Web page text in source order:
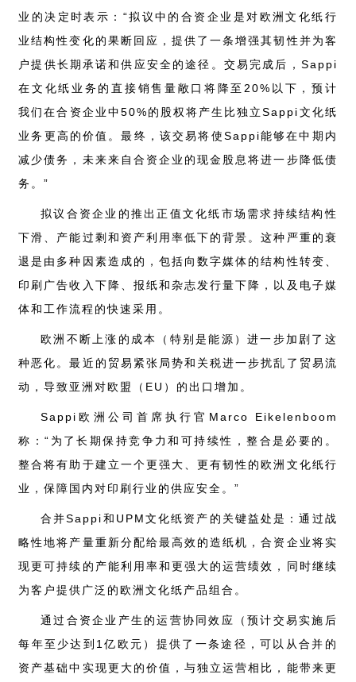
业的决定时表示：“拟议中的合资企业是对欧洲文化纸行
业结构性变化的果断回应，提供了一条增强其韧性并为客
户提供长期承诺和供应安全的途径。交易完成后，Sappi
在文化纸业务的直接销售量敞口将降至20%以下，预计
我们在合资企业中50%的股权将产生比独立Sappi文化纸
业务更高的价值。最终，该交易将使Sappi能够在中期内
减少债务，未来来自合资企业的现金股息将进一步降低债
务。”
拟议合资企业的推出正值文化纸市场需求持续结构性
下滑、产能过剩和资产利用率低下的背景。这种严重的衰
退是由多种因素造成的，包括向数字媒体的结构性转变、
印刷广告收入下降、报纸和杂志发行量下降，以及电子媒
体和工作流程的快速采用。
欧洲不断上涨的成本（特别是能源）进一步加剧了这
种恶化。最近的贸易紧张局势和关税进一步扰乱了贸易流
动，导致亚洲对欧盟（EU）的出口增加。
Sappi欧洲公司首席执行官Marco Eikelenboom
称：“为了长期保持竞争力和可持续性，整合是必要的。
整合将有助于建立一个更强大、更有韧性的欧洲文化纸行
业，保障国内对印刷行业的供应安全。”
合并Sappi和UPM文化纸资产的关键益处是：通过战
略性地将产量重新分配给最高效的造纸机，合资企业将实
现更可持续的产能利用率和更强大的运营绩效，同时继续
为客户提供广泛的欧洲文化纸产品组合。
通过合资企业产生的运营协同效应（预计交易实施后
每年至少达到1亿欧元）提供了一条途径，可以从合并的
资产基础中实现更大的价值，与独立运营相比，能带来更